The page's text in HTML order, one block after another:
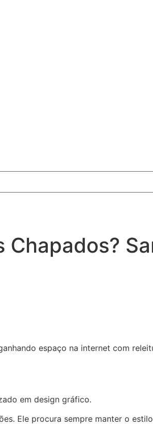
espaço na internet com
em design gráfico.
Ele procura sempre manter o